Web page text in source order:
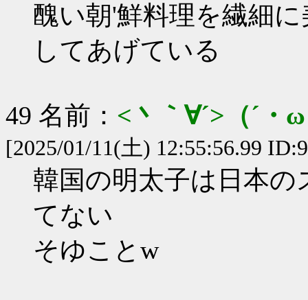
醜い朝'鮮料理を繊細
してあげている
49 名前： <丶｀∀´>（´
[2025/01/11(土) 12:55:56.99
韓国の明太子は日本
てない
そゆことw